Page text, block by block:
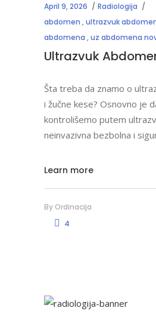
April 9, 2026
Radiologija
abdomen ,ultrazvuk
abdomena ,uz abdomena
Ultrazvuk
Šta treba da znamo o
i žučne kese? Osnovno je
kontrolišemo putem
neinvazivna bezbolna i
Learn more
By Ordinacija
4